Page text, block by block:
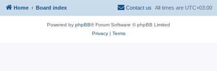
Home Board index All times are UTC+03:00
Contact us
Powered by phpBB® Forum Software © phpBB Limited
Privacy| Terms